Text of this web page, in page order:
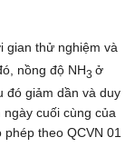
gian thử nghiệm và
nồng độ NH3 ở
đó giảm dần và duy
cuối cùng của
theo QCVN 01